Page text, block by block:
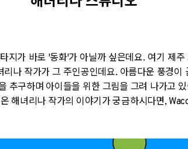
지가 바로 '동화'가 아닐까 싶은데요. 여기 제
나 작가가 그 주인공인데요. 아름다운 풍경이
추구하며 아이들을 위한 그림을 그려 나가고
해녀리나 작가의 이야기가 궁금하시다면,